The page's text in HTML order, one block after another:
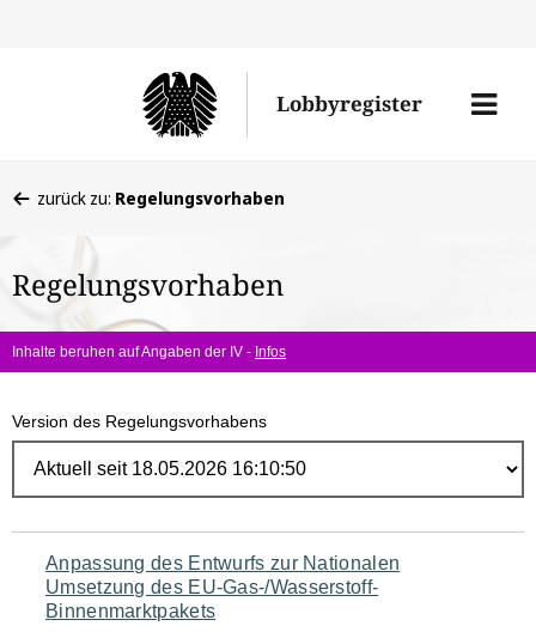
Lobbyregister
Menü
befinden
hier:
zurück zu: Regelungsvorhaben
Regelungsvorhaben
Inhalte beruhen auf Angaben der IV - Infos
Version des Regelungsvorhabens
Navigation
für
Anpassung des Entwurfs zur Nationalen
Umsetzung des EU-Gas-/Wasserstoff-
Binnenmarktpakets